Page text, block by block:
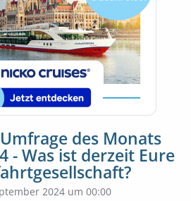
des Monats
- Was ist derzeit Eure
2024 um 00:00